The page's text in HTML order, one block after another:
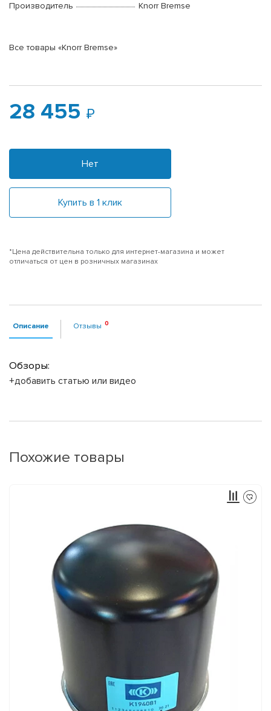
Производитель
Knorr Bremse
Все товары «Knorr Bremse»
28 455
Нет
Купить в 1 клик
*Цена действительна только для интернет-магазина и может
отличаться от цен в розничных магазинах
Описание Отзывы
Обзоры:
+добавить статью или видео
Похожие товары